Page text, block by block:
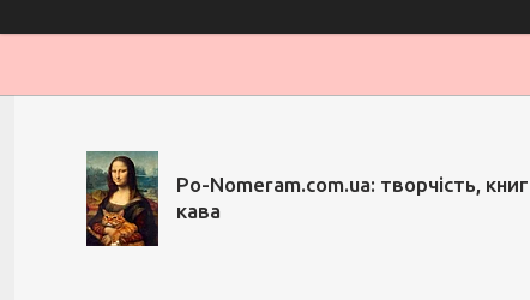
Po-Nomeram.com.ua: творчість,
кава